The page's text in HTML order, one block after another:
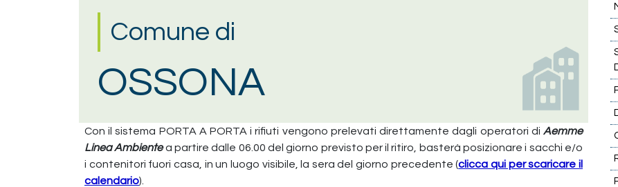
Comune di
OSSONA
Con il sistema PORTA A PORTA i rifiuti vengono prelevati direttamente dagli operatori di Aemme
Linea Ambientea partire dalle 06.00 del giorno previsto per il ritiro, basterà posizionare i sacchi e/o
i contenitori fuori casa, in un luogo visibile, la sera del giorno precedente (clicca qui per scaricare il
calendario).